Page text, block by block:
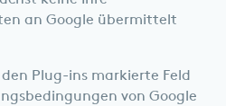
an Google übermittelt
Plug-ins markierte Feld
von Google